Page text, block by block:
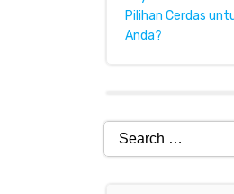
Pilihan Cerdas
Anda?
Search
for: